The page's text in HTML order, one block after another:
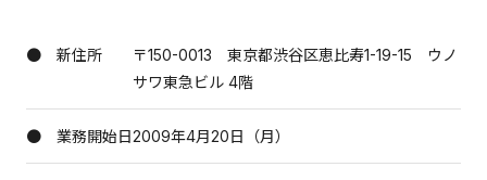
● 新住所
〒150-0013 東京都渋谷区恵比寿1-19-15 ウノ
サワ東急ビル 4階
● 業務開始日2009年4月20日（月）